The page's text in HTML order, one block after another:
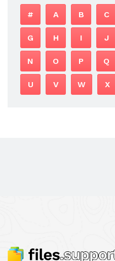
# A B C
G H I J
N O P Q
U V W X